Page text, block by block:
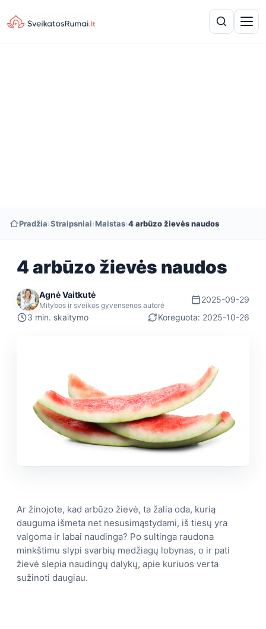
Pradžia›Straipsniai›Maistas›4 arbūzo žievės naudos
4 arbūzo žievės naudos
Agnė Vaitkutė
Mitybos ir sveikos gyvensenos autorė
2025-09-29
3 min. skaitymo
Koreguota: 2025-10-26
Ar žinojote, kad arbūzo žievė, ta žalia oda, kurią
dauguma išmeta net nesusimąstydami, iš tiesų yra
valgoma ir labai naudinga? Po sultinga raudona
minkštimu slypi svarbių medžiagų lobynas, o ir pati
žievė slepia naudingų dalykų, apie kuriuos verta
sužinoti daugiau.